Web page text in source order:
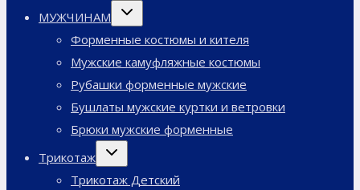
МУЖЧИНАМ
Переключить
дочернее
Форменные костюмы и кителя
Мужские камуфляжные костюмы
Рубашки форменные мужские
Бушлаты мужские куртки и ветровки
Брюки мужские форменные
Трикотаж
Переключить
дочернее
Трикотаж Детский